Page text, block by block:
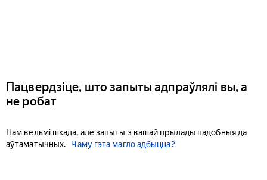
Пацвердзіце, што запыты адпраўлялі вы, а
не робат
Нам вельмі шкада, але запыты з вашай прылады падобныя да
аўтаматычных.
Чаму гэта магло адбыцца?